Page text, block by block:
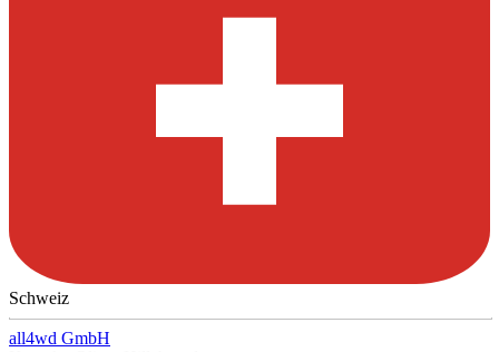
Schweiz
all4wd GmbH